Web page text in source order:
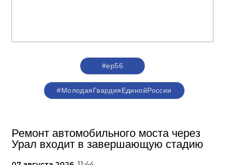
#ер56
#МолодаяГвардияЕдинойРоссии
Ремонт автомобильного моста через
Урал входит в завершающую стадию